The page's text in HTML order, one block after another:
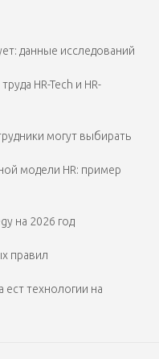
данные исследований
HR-Tech и HR-
могут выбирать
модели HR: пример
на 2026 год
правил
ест технологии на